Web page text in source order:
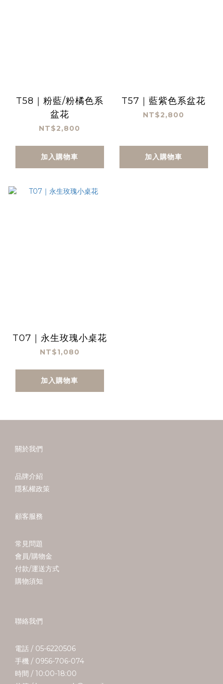
T58｜粉藍/粉橘色系
盆花
NT$2,800
加入購物車
T57｜藍紫色系盆花
NT$2,800
加入購物車
T07｜永生玫瑰小桌花
NT$1,080
加入購物車
關於我們
品牌介紹
隱私權政策
顧客服務
常見問題
會員/購物金
付款/運送方式
購物須知
聯絡我們
電話 / 05-6220506
手機 / 0956-706-074
時間 / 10:00-18:00